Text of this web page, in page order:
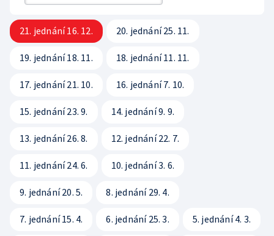
Etický panel
Statut ČT
Kodex ČT
ČT podporuje
Přístupnost
Vliv vysílání na děti
Hudební banky
Sledovanost a data o vysílání
Bezpečnostní pravidla pro návštěvníky ČT
21. jednání 16. 12. 20. jednání 25. 11.
19. jednání 18. 11. 18. jednání 11. 11.
17. jednání 21. 10. 16. jednání 7. 10.
15. jednání 23. 9. 14. jednání 9. 9.
13. jednání 26. 8. 12. jednání 22. 7.
11. jednání 24. 6. 10. jednání 3. 6.
9. jednání 20. 5. 8. jednání 29. 4.
7. jednání 15. 4. 6. jednání 25. 3. 5. jednání 4. 3.